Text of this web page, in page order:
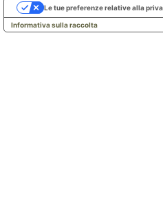
Informativa sulla raccolta
Le tue preferenze relative alla